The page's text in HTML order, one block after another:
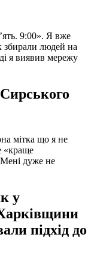
9:00». Я вже
збирали людей на
я виявив мережу
мітка що я не
«краще
дуже не
у
підхід до